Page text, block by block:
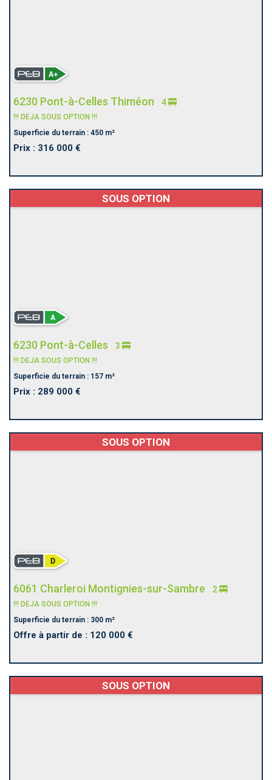
6230 Pont-à-Celles Thiméon 4
!!! DEJA SOUS OPTION !!!
Superficie du terrain : 450 m²
Prix : 316 000 €
SOUS OPTION
6230 Pont-à-Celles 3
!!! DEJA SOUS OPTION !!!
Superficie du terrain : 157 m²
Prix : 289 000 €
SOUS OPTION
6061 Charleroi Montignies-sur-Sambre 2
!!! DEJA SOUS OPTION !!!
Superficie du terrain : 300 m²
Offre à partir de : 120 000 €
SOUS OPTION